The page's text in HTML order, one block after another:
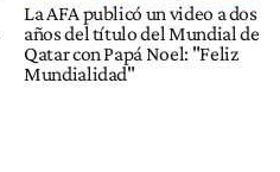
La AFA publicó un video a dos
años del título del Mundial de
Qatar con Papá Noel: "Feliz
Mundialidad"